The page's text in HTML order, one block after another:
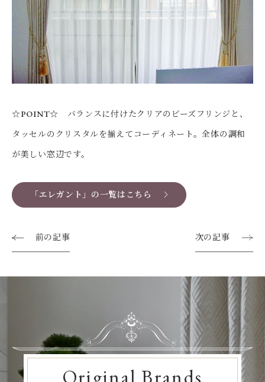
☆POINT☆
バランスに付けたクリアのビーズフリンジと、
タッセルのクリスタルを揃えてコーディネート。全体の調和
が美しい窓辺です。
「エレガント」の一覧はこちら
前の記事 次の記事